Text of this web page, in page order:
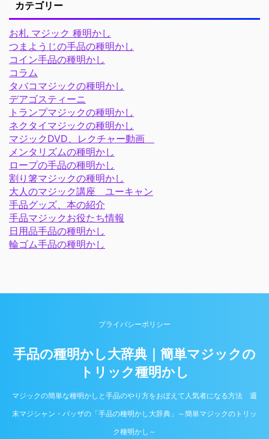
カテゴリー
お札 マジック 種明かし
つまようじの手品の種明かし
コイン手品の種明かし
コラム
タバコマジックの種明かし
デアゴスティーニ
トランプマジックの種明かし
ネクタイマジックの種明かし
マジックDVD、レクチャー動画
メンタリズムの種明かし
ロープの手品の種明かし
割り箸マジックの種明かし
大人のマジック講座 ユーキャン
手品グッズ、本の紹介
手品マジックお役たち情報
日用品手品の種明かし
輪ゴム手品の種明かし
プライバシーポリシー
手品の種明かし大辞典｜簡単マジックの
トリック種明かし
マジックの簡単な種明かしと手品のやり方をおぼえて人気者になる方法 週
末マジシャン・バッザの「手品の種明かし大辞典」～簡単マジックのトリッ
ク種明かし～